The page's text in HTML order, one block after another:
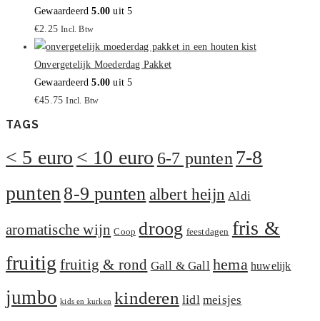
Gewaardeerd5.00 uit 5
€2.25 Incl. Btw
Onvergetelijk Moederdag Pakket
Gewaardeerd5.00 uit 5
€45.75 Incl. Btw
TAGS
< 5 euro < 10 euro 6-7 punten7-8
punten8-9 puntenalbert heijn Aldi
aromatische wijn Coop droog feestdagen fris &
fruitig fruitig & rond Gall & Gall hema huwelijk
jumbo kids en kurken kinderen lidl meisjes